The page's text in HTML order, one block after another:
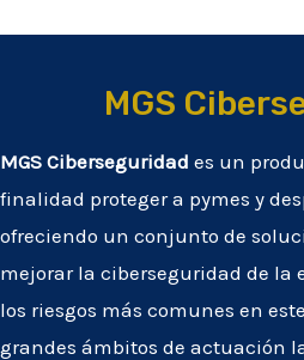
MGS
MGS Ciberseguridad es un
finalidad proteger a pymes y
ofreciendo un conjunto de
mejorar la ciberseguridad de la
los riesgos más comunes en
grandes ámbitos de actuación